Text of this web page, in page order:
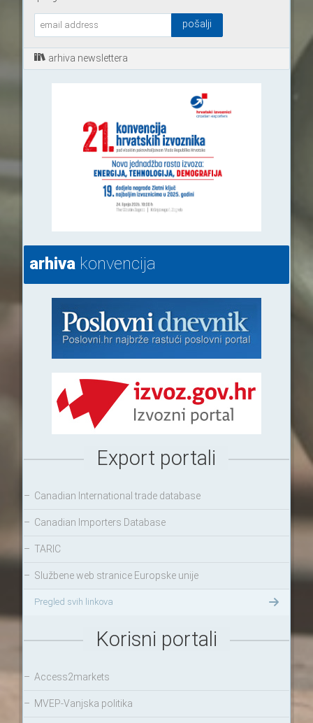
arhiva newslettera
arhivakonvencija
Export portali
– Canadian International trade database
– Canadian Importers Database
– TARIC
– Službene web stranice Europske unije
Pregled svih linkova
Korisni portali
– Access2markets
– MVEP-Vanjska politika